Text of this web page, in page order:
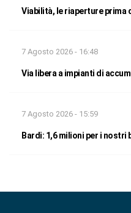
Viabilità, le riaperture prima
7 Agosto 2026 - 16:48
Via libera a impianti di
7 Agosto 2026 - 15:59
Bardi: 1,6 milioni per i nostri